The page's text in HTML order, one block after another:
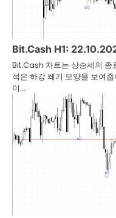
Bit.Cash H1:
Bit.Cash 차트는 상승세의 종
석은 하강 쐐기 모양을 보여
이…